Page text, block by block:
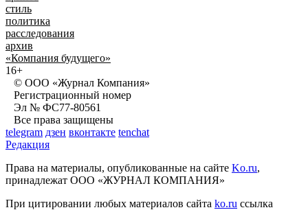
стиль
политика
расследования
архив
«Компания будущего»
16+
© ООО «Журнал Компания»
Регистрационный номер
Эл № ФС77-80561
Все права защищены
telegram дзен вконтакте tenchat
Редакция
Права на материалы, опубликованные на сайте Ko.ru,
принадлежат ООО «ЖУРНАЛ КОМПАНИЯ»
При цитировании любых материалов сайта ko.ru ссылка